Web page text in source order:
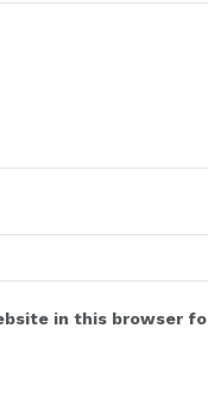
in this browser